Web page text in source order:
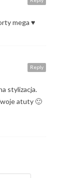
mega ♥
Reply
stylizacja.
atuty 🙂